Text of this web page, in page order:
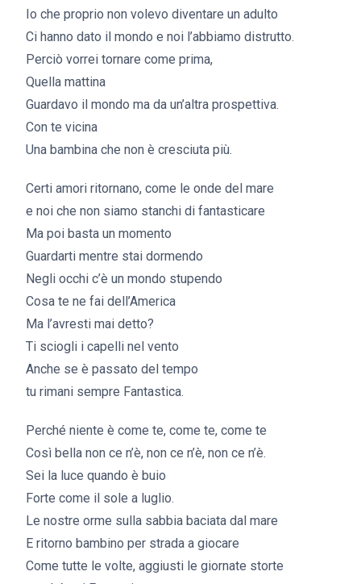
Io che proprio non volevo diventare un adulto
Ci hanno dato il mondo e noi l’abbiamo distrutto.
Perciò vorrei tornare come prima,
Quella mattina
Guardavo il mondo ma da un’altra prospettiva.
Con te vicina
Una bambina che non è cresciuta più.
Certi amori ritornano, come le onde del mare
e noi che non siamo stanchi di fantasticare
Ma poi basta un momento
Guardarti mentre stai dormendo
Negli occhi c’è un mondo stupendo
Cosa te ne fai dell’America
Ma l’avresti mai detto?
Ti sciogli i capelli nel vento
Anche se è passato del tempo
tu rimani sempre Fantastica.
Perché niente è come te, come te, come te
Così bella non ce n’è, non ce n’è, non ce n’è.
Sei la luce quando è buio
Forte come il sole a luglio.
Le nostre orme sulla sabbia baciata dal mare
E ritorno bambino per strada a giocare
Come tutte le volte, aggiusti le giornate storte